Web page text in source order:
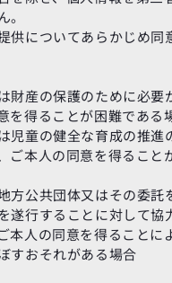
。
供についてあらかじめ同
財産の保護のために必要
を得ることが困難である
児童の健全な育成の推進
ご本人の同意を得ること
方公共団体又はその委託
遂行することに対して協
本人の同意を得ることに
すおそれがある場合